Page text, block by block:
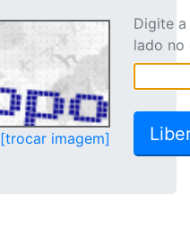
[trocar imagem]
Digite
lado no